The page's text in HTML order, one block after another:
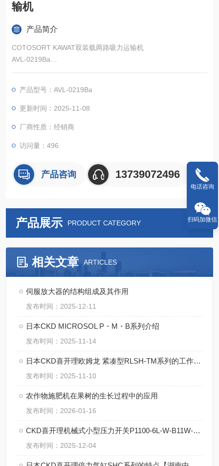
输机
产品简介
COTOSORT KAWAT双装载两路吸力运输机
AVL-0219Ba
使用一台鼓风机装置运输到两个地点
产品型号：AVL-0219Ba
更新时间：2025-11-08
厂商性质：经销商
访问量：496
产品咨询 13739072496
产品展示 PRODUCT CATEGORY
相关文章 ARTICLES
伺服放大器的结构组成及其作用
发布时间：2025-12-11
日本CKD MICROSOL P・M・B系列介绍
发布时间：2025-11-14
日本CKD喜开理欧姆龙 紧凑型RLSH-TM系列的工作原理
发布时间：2025-11-10
农作物施肥机在果树的生长过程中的应用
发布时间：2026-01-16
CKD喜开理机械式小型压力开关P1100-6L-W-B11W-3特点
发布时间：2025-12-04
电话咨询
扫码加微信